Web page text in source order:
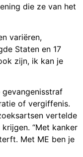
die ze van het
variëren,
Staten en 17
zijn, ik kan je
of vergiffenis.
vertelde
“Met kanker
Met ME ben je